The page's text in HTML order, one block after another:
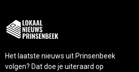
Het laatste nieuws uit Prinsenbeek
volgen? Dat doe je uiteraard op